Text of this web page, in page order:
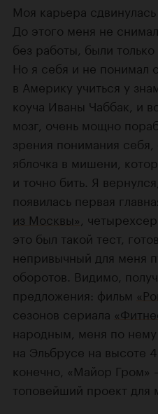
Моя карьера
До этого меня не
без работы, были
Но я себя и не понимал
в Америку учиться у
коуча Иваны Чаббак, и
мозг, очень мощно
зрения понимания
яблочка в мишени,
и точно бить. Я
появилась первая
из Москвы» ,
это был такой тест,
непривычный для меня
оборотов. Видимо,
предложения: фильм
сезонов сериала
народным, меня по
на Эльбрусе на высоте
конечно, «Майор Гром»
топовейший проект для